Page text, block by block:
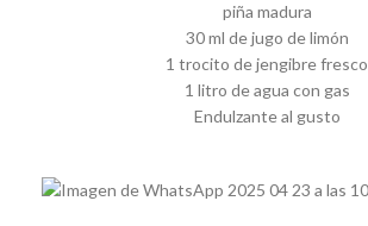
piña madura
30 ml de jugo de limón
1 trocito de jengibre fresco
1 litro de agua con gas
Endulzante al gusto